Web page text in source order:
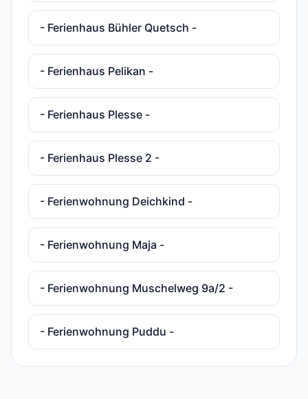
- Ferienhaus Bühler Quetsch -
- Ferienhaus Pelikan -
- Ferienhaus Plesse -
- Ferienhaus Plesse 2 -
- Ferienwohnung Deichkind -
- Ferienwohnung Maja -
- Ferienwohnung Muschelweg 9a/2 -
- Ferienwohnung Puddu -